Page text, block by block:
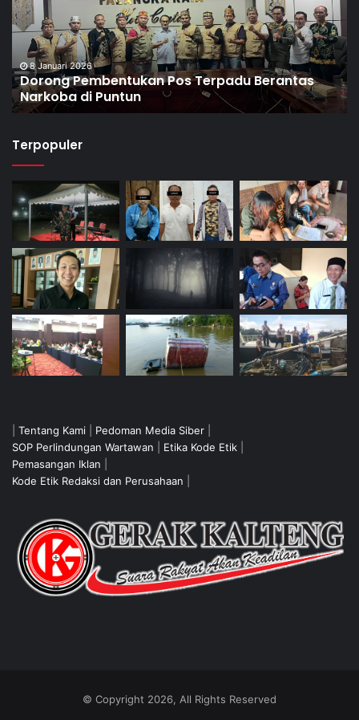
8 Januari 2026
Dorong Pembentukan Pos Terpadu Berantas
Narkoba di Puntun
Terpopuler
Tentang Kami Pedoman Media Siber
SOP Perlindungan Wartawan
Etika Kode Etik
Pemasangan Iklan
Kode Etik Redaksi dan Perusahaan
© Copyright 2026, All Rights Reserved